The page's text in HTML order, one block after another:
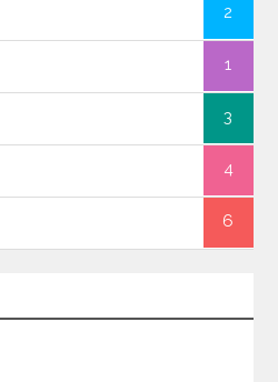
2
1
3
4
6